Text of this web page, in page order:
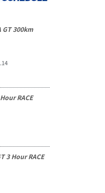
GT 300km
RACE
3 Hour RACE